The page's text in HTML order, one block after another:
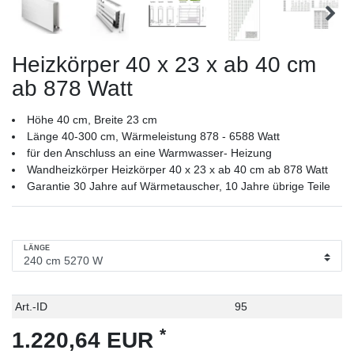
Heizkörper 40 x 23 x ab 40 cm
ab 878 Watt
Höhe 40 cm, Breite 23 cm
Länge 40-300 cm, Wärmeleistung 878 - 6588 Watt
für den Anschluss an eine Warmwasser- Heizung
Wandheizkörper Heizkörper 40 x 23 x ab 40 cm ab 878 Watt
Garantie 30 Jahre auf Wärmetauscher, 10 Jahre übrige Teile
LÄNGE
Technisches
Wert
Art.-ID 95
1.220,64 EUR *